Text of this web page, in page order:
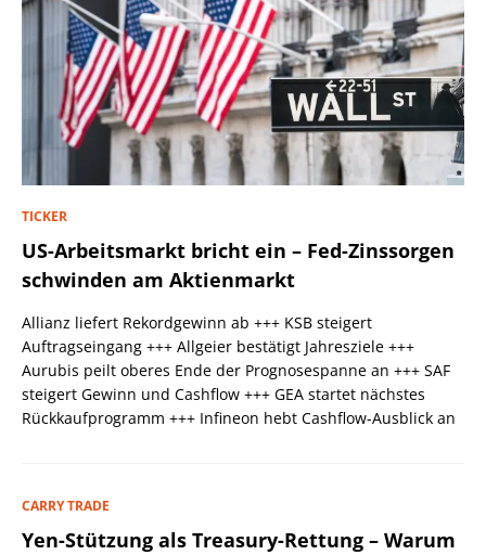
TICKER
US-Arbeitsmarkt bricht ein – Fed-Zinssorgen
schwinden am Aktienmarkt
Allianz liefert Rekordgewinn ab +++ KSB steigert
Auftragseingang +++ Allgeier bestätigt Jahresziele +++
Aurubis peilt oberes Ende der Prognosespanne an +++ SAF
steigert Gewinn und Cashflow +++ GEA startet nächstes
Rückkaufprogramm +++ Infineon hebt Cashflow-Ausblick an
CARRY TRADE
Yen-Stützung als Treasury-Rettung – Warum